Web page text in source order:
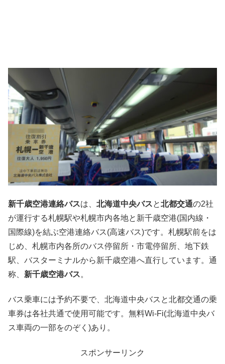
新千歳空港連絡バスは、 北海道中央バスと北都交通の2社
が運行する札幌駅や札幌市内各地と新千歳空港(国内線・
国際線)を結ぶ空港連絡バス(高速バス)です。札幌駅前をは
じめ、札幌市内各所のバス停留所・市電停留所、地下鉄
駅、バスターミナルから新千歳空港へ直行しています。通
称、 新千歳空港バス。
バス乗車には予約不要で、北海道中央バスと北都交通の乗
車券は各社共通で使用可能です。無料Wi-Fi(北海道中央バ
ス車両の一部をのぞく)あり。
スポンサーリンク